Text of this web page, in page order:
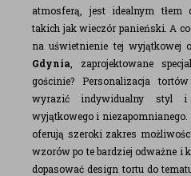
atmosferą, jest idealnym tłem
takich jak wieczór panieński. A
na uświetnienie tej wyjątkowej
Gdynia , zaprojektowane
gościnie? Personalizacja
wyrazić indywidualny styl i
wyjątkowego i niezapomnianego.
oferują szeroki zakres
wzorów po te bardziej odważne i
dopasować design tortu do